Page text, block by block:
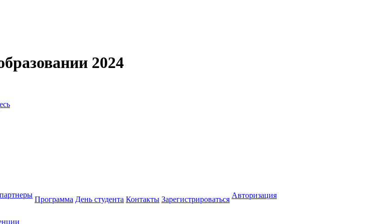
2024
Программа День студента Контакты Зарегистрироваться Авторизация